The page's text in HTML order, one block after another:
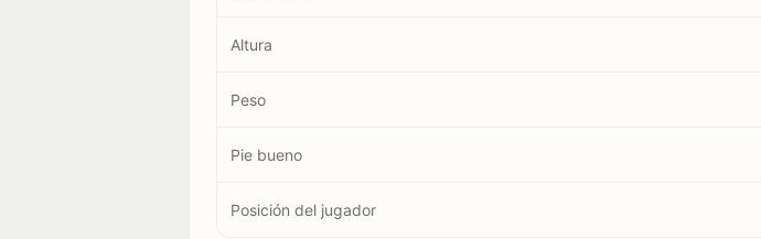
Altura
Peso
Pie bueno
Posición del jugador